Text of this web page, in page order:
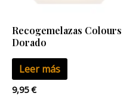
Recogemelazas Colours
Dorado
Leer más
9,95€